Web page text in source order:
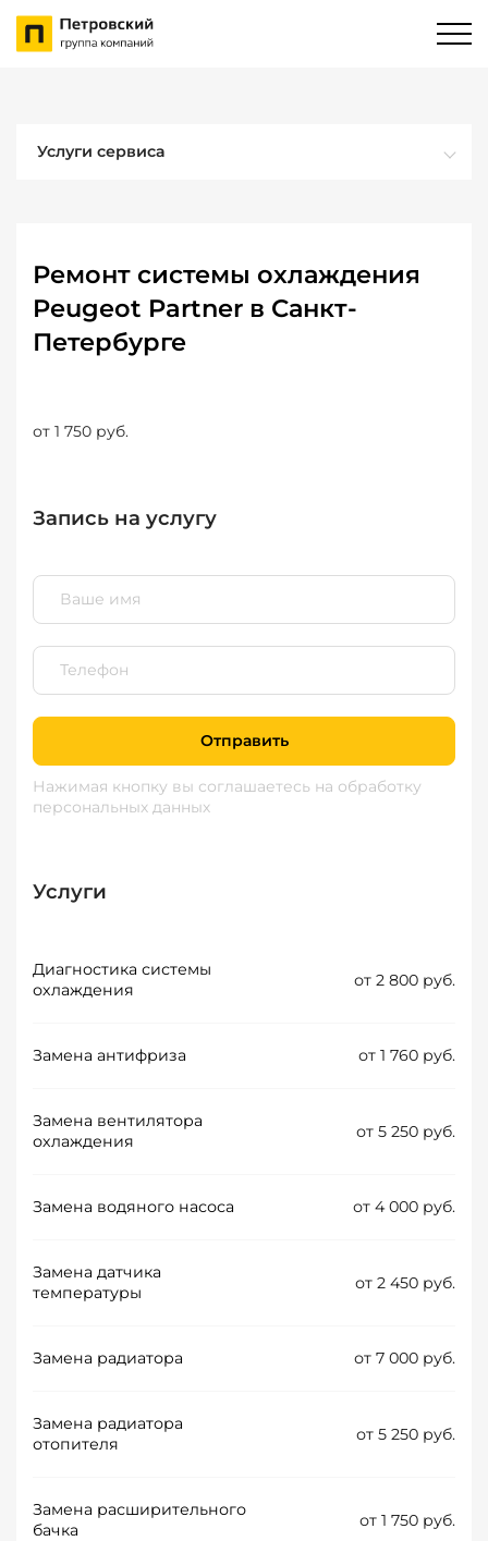
Услуги сервиса
Ремонт системы охлаждения
Peugeot Partner в Санкт-
Петербурге
от 1 750 руб.
Запись на услугу
Отправить
Нажимая кнопку вы соглашаетесь на обработку
персональных данных
Услуги
Диагностика системы
охлаждения
от 2 800 руб.
Замена антифриза от 1 760 руб.
Замена вентилятора
охлаждения
от 5 250 руб.
Замена водяного насоса от 4 000 руб.
Замена датчика
температуры
от 2 450 руб.
Замена радиатора от 7 000 руб.
Замена радиатора
отопителя
от 5 250 руб.
Замена расширительного
бачка
от 1 750 руб.